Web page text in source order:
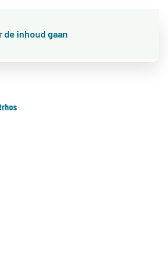
de inhoud gaan